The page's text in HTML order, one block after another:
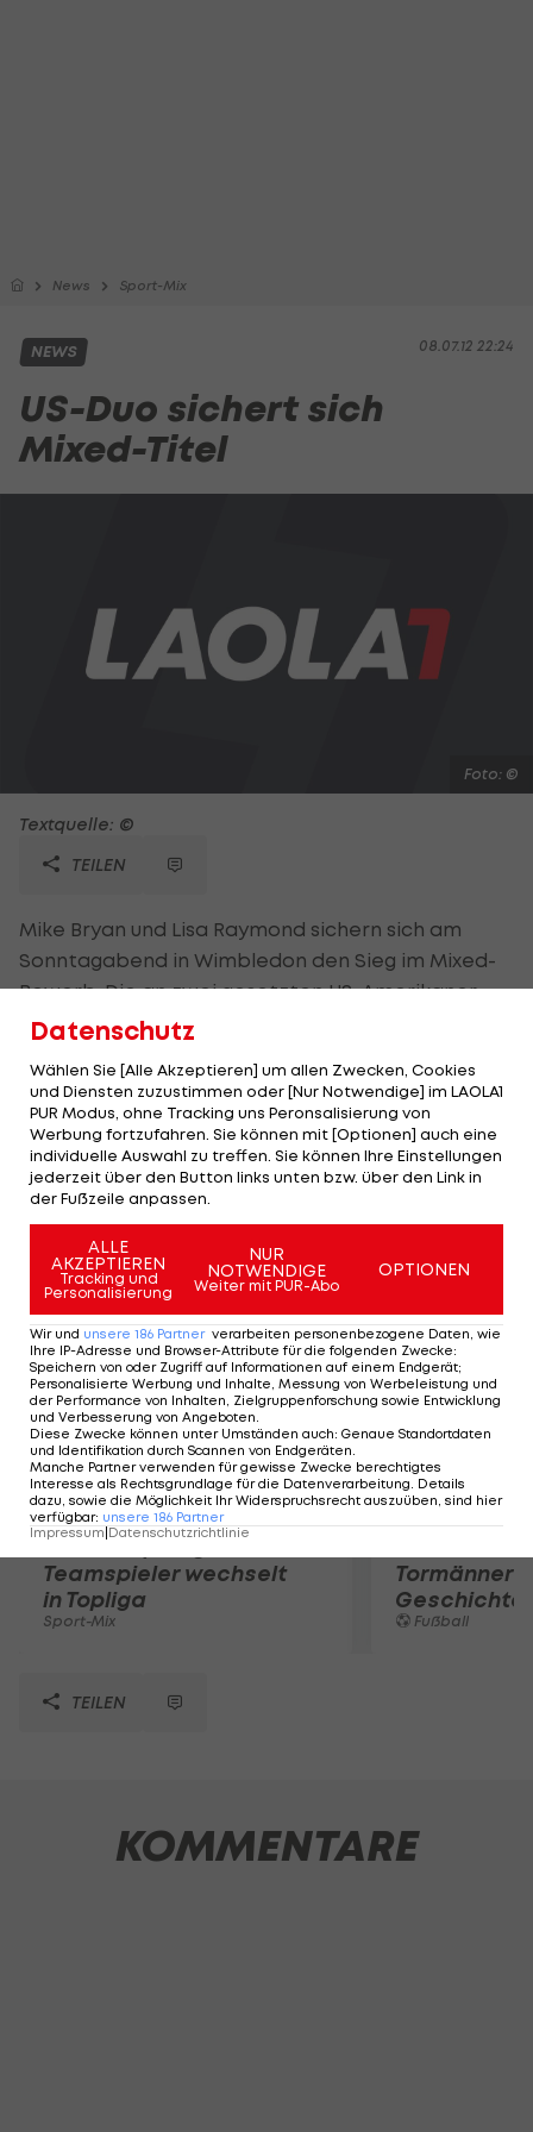
News Sport-Mix
08.07.12 22:24
NEWS
US-Duo sichert sich
Mixed-Titel
Foto: ©
Textquelle: ©
TEILEN
Mike Bryan und Lisa Raymond sichern sich am
Sonntagabend in Wimbledon den Sieg im Mixed-
Bewerb. Die an zwei gesetzten US-Amerikaner
schlagen im Endspiel die an vier gesetzten
5:7, 6:4. Den Junioren-Titel bei den Burschen holt
sich überraschend Filip Peliwo. Der an vier
gesetzte Kanadier besiegt den topgereihten
Australier Luke Saville, der im ATP-Ranking schon
auf Position 594 liegt, mit 7:5 und 6:4.
Mehr zum Thema
Karrieresprung! ÖVV-
Teamspieler wechselt
in Topliga
Sport-Mix
Tormänner
Geschichte
Fußball
TEILEN
KOMMENTARE
Datenschutz
Wählen Sie [Alle Akzeptieren] um allen Zwecken, Cookies
und Diensten zuzustimmen oder [Nur Notwendige] im LAOLA1
PUR Modus, ohne Tracking uns Peronsalisierung von
Werbung fortzufahren. Sie können mit [Optionen] auch eine
individuelle Auswahl zu treffen. Sie können Ihre Einstellungen
jederzeit über den Button links unten bzw. über den Link in
der Fußzeile anpassen.
ALLE
AKZEPTIEREN
Tracking und
Personalisierung
NUR
NOTWENDIGE
Weiter mit PUR-Abo
OPTIONEN
Wir und unsere 186 Partner verarbeiten personenbezogene Daten, wie
Ihre IP-Adresse und Browser-Attribute für die folgenden Zwecke:
Speichern von oder Zugriff auf Informationen auf einem Endgerät;
Personalisierte Werbung und Inhalte, Messung von Werbeleistung und
der Performance von Inhalten, Zielgruppenforschung sowie Entwicklung
und Verbesserung von Angeboten.
Diese Zwecke können unter Umständen auch: Genaue Standortdaten
und Identifikation durch Scannen von Endgeräten.
Manche Partner verwenden für gewisse Zwecke berechtigtes
Interesse als Rechtsgrundlage für die Datenverarbeitung. Details
dazu, sowie die Möglichkeit Ihr Widerspruchsrecht auszuüben, sind hier
verfügbar: unsere 186 Partner
Impressum Datenschutzrichtlinie